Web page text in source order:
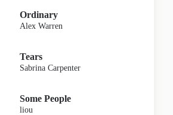
Ordinary
Alex Warren
Tears
Sabrina Carpenter
Some People
liou